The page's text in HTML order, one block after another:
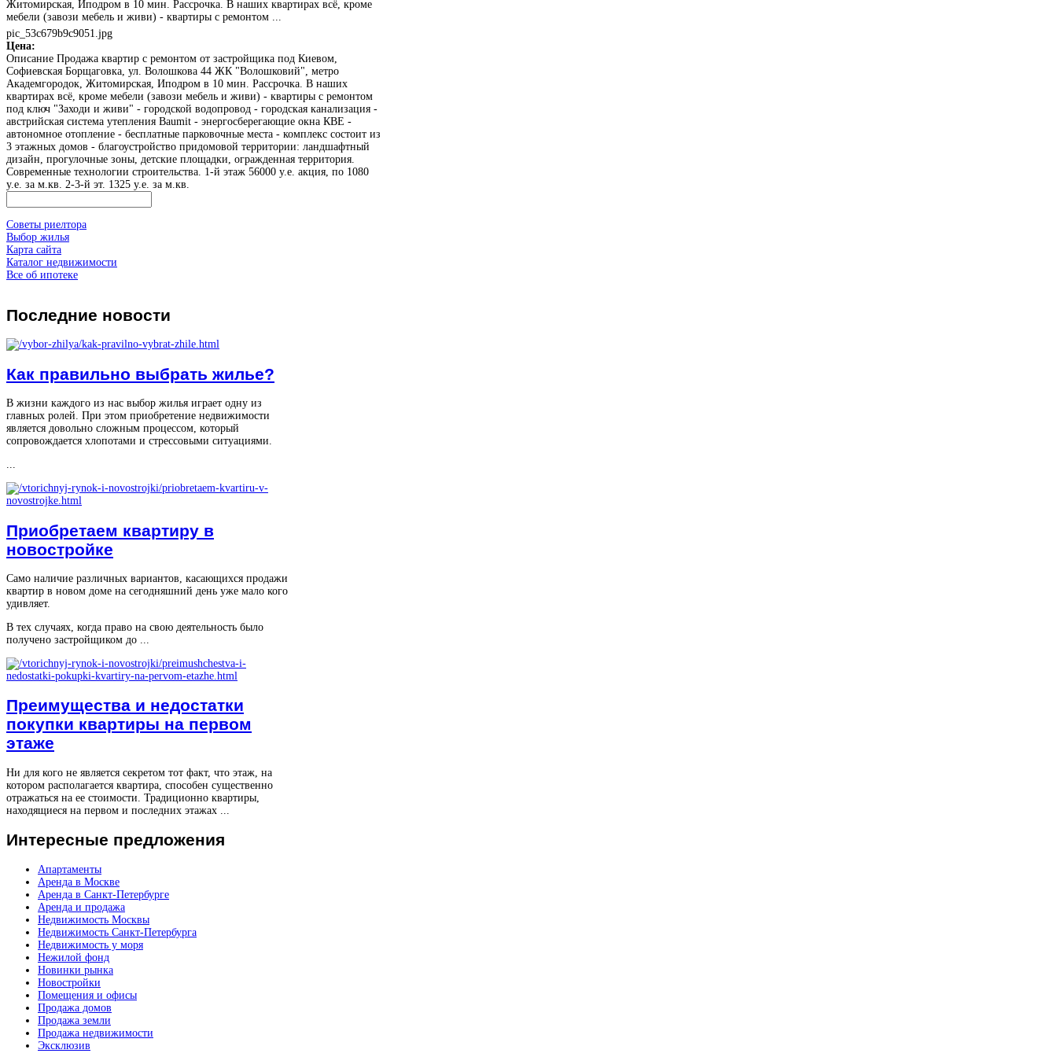
Житомирская, Иподром в 10 мин. Рассрочка. В наших квартирах всё, кроме
мебели (завози мебель и живи) - квартиры с ремонтом ...
pic_53c679b9c9051.jpg
Цена:
Описание Продажа квартир с ремонтом от застройщика под Киевом,
Софиевская Борщаговка, ул. Волошкова 44 ЖК "Волошковий", метро
Академгородок, Житомирская, Иподром в 10 мин. Рассрочка. В наших
квартирах всё, кроме мебели (завози мебель и живи) - квартиры с ремонтом
под ключ "Заходи и живи" - городской водопровод - городская канализация -
австрийская система утепления Baumit - энергосберегающие окна КВЕ -
автономное отопление - бесплатные парковочные места - комплекс состоит из
3 этажных домов - благоустройство придомовой территории: ландшафтный
дизайн, прогулочные зоны, детские площадки, огражденная территория.
Современные технологии строительства. 1-й этаж 56000 у.е. акция, по 1080
у.е. за м.кв. 2-3-й эт. 1325 у.е. за м.кв.
Советы риелтора
Выбор жилья
Карта сайта
Каталог недвижимости
Все об ипотеке
Последние новости
Как правильно выбрать жилье?
В жизни каждого из нас выбор жилья играет одну из
главных ролей. При этом приобретение недвижимости
является довольно сложным процессом, который
сопровождается хлопотами и стрессовыми ситуациями.
...
Приобретаем квартиру в
новостройке
Само наличие различных вариантов, касающихся продажи
квартир в новом доме на сегодняшний день уже мало кого
удивляет.
В тех случаях, когда право на свою деятельность было
получено застройщиком до ...
Преимущества и недостатки
покупки квартиры на первом
этаже
Ни для кого не является секретом тот факт, что этаж, на
котором располагается квартира, способен существенно
отражаться на ее стоимости. Традиционно квартиры,
находящиеся на первом и последних этажах ...
Интересные предложения
Апартаменты
Аренда в Москве
Аренда в Санкт-Петербурге
Аренда и продажа
Недвижимость Москвы
Недвижимость Санкт-Петербурга
Недвижимость у моря
Нежилой фонд
Новинки рынка
Новостройки
Помещения и офисы
Продажа домов
Продажа земли
Продажа недвижимости
Эксклюзив